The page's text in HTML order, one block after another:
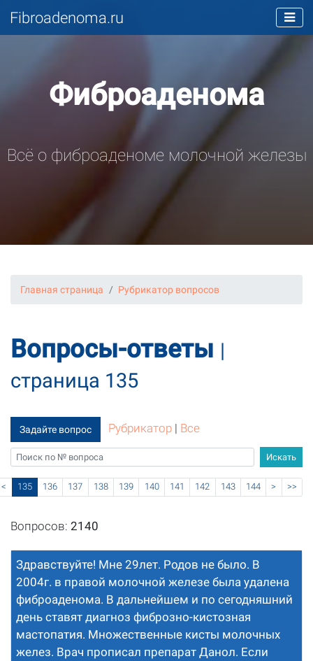
Fibroadenoma.ru
Фиброаденома
Всё о фиброаденоме молочной железы
Главная страница Рубрикатор вопросов
Вопросы-ответы |
страница 135
Задайте вопрос Рубрикатор| Все
< 135 136 137 138 139 140 141 142 143 144 > >>
Вопросов: 2140
Здравствуйте! Мне 29лет. Родов не было. В
2004г. в правой молочной железе была удалена
фиброаденома. В дальнейшем и по сегодняшний
день ставят диагноз фиброзно-кистозная
мастопатия. Множественные кисты молочных
желез. Врач прописал препарат Данол. Если